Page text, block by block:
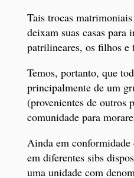
Tais trocas
deixam suas casas para
patrilineares, os filhos e
Temos, portanto, que
principalmente de um
(provenientes de outros
comunidade para
Ainda em conformidade
em diferentes sibs
uma unidade com